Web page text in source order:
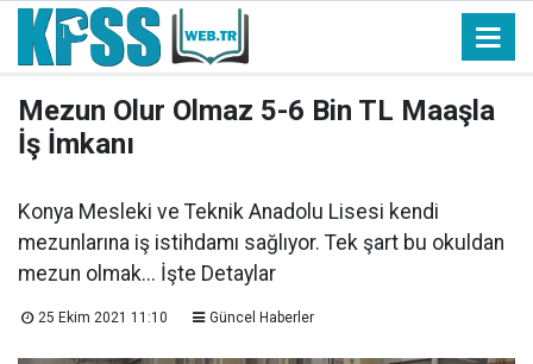
Mezun Olur Olmaz 5-6 Bin TL Maaşla
İş İmkanı
Konya Mesleki ve Teknik Anadolu Lisesi kendi
mezunlarına iş istihdamı sağlıyor. Tek şart bu okuldan
mezun olmak... İşte Detaylar
25 Ekim 2021 11:10 Güncel Haberler